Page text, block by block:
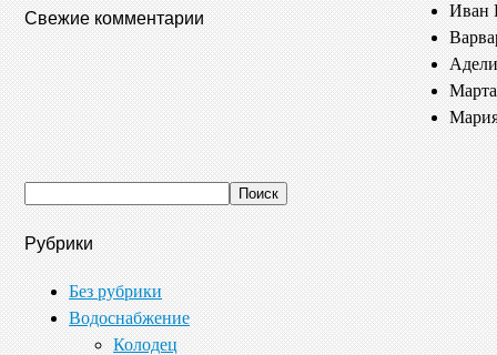
Свежие комментарии
Иван
Марта
Рубрики
Без рубрики
Водоснабжение
Колодец